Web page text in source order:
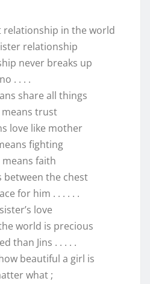
relationship in the world
relationship
never breaks up
no . . . .
share all things
means trust
love like mother
fighting
means faith
between the chest
for him . . . . . .
love
world is precious
than Jins . . . . .
beautiful a girl is
what ;